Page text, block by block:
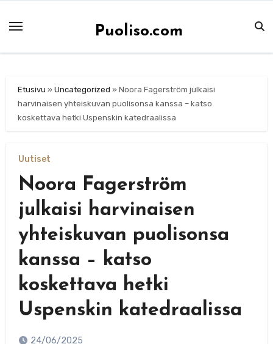
Puoliso.com
Etusivu » Uncategorized » Noora Fagerström julkaisi
harvinaisen yhteiskuvan puolisonsa kanssa – katso
koskettava hetki Uspenskin katedraalissa
Uutiset
Noora Fagerström
julkaisi harvinaisen
yhteiskuvan puolisonsa
kanssa – katso
koskettava hetki
Uspenskin katedraalissa
24/06/2025